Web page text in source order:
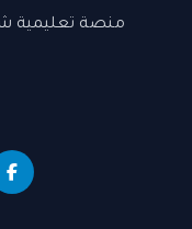
منصة تعليمية